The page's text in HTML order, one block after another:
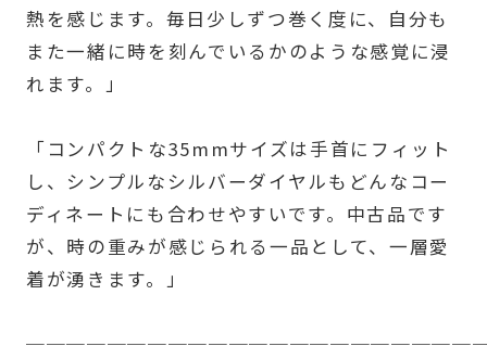
熱を感じます。毎日少しずつ巻く度に、自分も
また一緒に時を刻んでいるかのような感覚に浸
れます。」
「コンパクトな35mmサイズは手首にフィット
し、シンプルなシルバーダイヤルもどんなコー
ディネートにも合わせやすいです。中古品です
が、時の重みが感じられる一品として、一層愛
着が湧きます。」